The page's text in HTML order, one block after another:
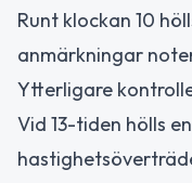
Runt klockan 10
anmärkningar
Ytterligare
Vid 13-tiden hölls